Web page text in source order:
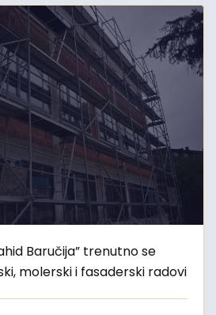
Baručija” trenutno se
molerski i fasaderski radovi